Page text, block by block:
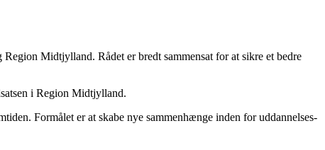
Midtjylland. Rådet er bredt sammensat for at sikre et bedre
i Region Midtjylland.
Formålet er at skabe nye sammenhænge inden for uddannelses-